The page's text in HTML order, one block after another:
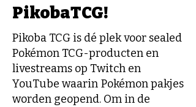
PikobaTCG!
Pikoba TCG is dé plek voor sealed
Pokémon TCG-producten en
livestreams op Twitch en
YouTube waarin Pokémon pakjes
worden geopend. Om in de